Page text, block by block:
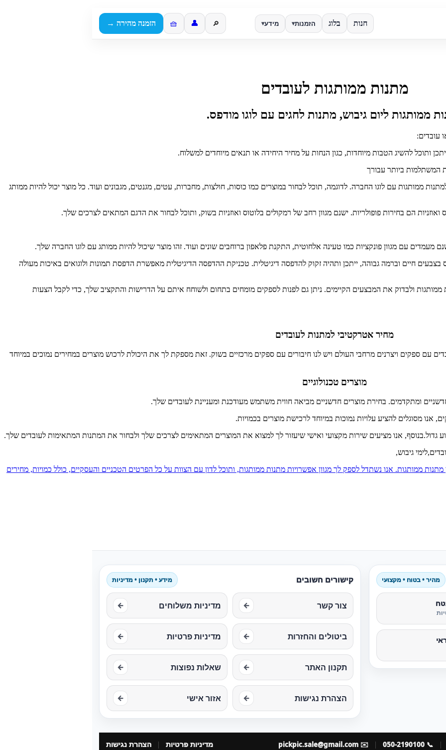
חנות בלוג הזמנות▾ מידע▾
🔎
👤
🧺 הזמנה מהירה →
חפש
מתנות ממותגות לעובדים
ממותגות ליום גיבוש, מתנות לחגים עם לוגו מודפס.
עובדים:
המשתלמות ביותר עבורך
ממותגות עם לוגו החברה. לדוגמה, תוכל לבחור במוצרים כמו כוסות, חולצות, מחברות, עטים, מגנטים, מגבונים ועוד. כל מוצר יכול להיות ממותג
בצבעים חיים וברמה גבוהה, ייתכן ותהיה זקוק להדפסה דיגיטלית. טכניקת ההדפסה הדיגיטלית מאפשרת הדפסת תמונות ולוגואים באיכות מעולה
ממותגות ולבדוק את המבצעים הקיימים. ניתן גם לפנות לספקים מומחים בתחום ולשוחח איתם על הדרישות והתקציב שלך, כדי לקבל הצעות
מחיר אטרקטיבי למתנות לעובדים
עם ספקים ויצרנים מרחבי העולם ויש לנו חיבורים עם ספקים מרכזיים בשוק. זאת מספקת לך את היכולת לרכוש מוצרים במחירים נמוכים במיוחד
מוצרים טכנולוגיים
ומתקדמים. בחירת מוצרים חדשניים מביאה חווית משתמש מעודכנת ומעניינת לעובדים שלך.
מסוגלים להציע עלויות נמוכות במיוחד לרכישת מוצרים בכמויות.
אנו מציעים שירות מקצועי ואישי שיעזור לך למצוא את המוצרים המתאימים לצרכים שלך ולבחור את המתנות המתאימות לעובדים שלך.
גיבוש,
ממותגות. אנו נשתדל לספק לך מגוון אפשרויות מתנות ממותגות, ותוכל לדון עם הצוות על כל הפרטים הטכניים והעסקיים, כולל כמויות, מחירים
מהיר • בטוח • מקצועי קישורים חשובים מידע • תקנון • מדיניות
צור קשר ← מדיניות משלוחים ←
ביטולים והחזרות ← מדיניות פרטיות ←
תקנון האתר ← שאלות נפוצות ←
הצהרת נגישות ← אזור אישי ←
📞 050-2190100
✉️
pickpic.sale@gmail.com מדיניות פרטיות הצהרת נגישות